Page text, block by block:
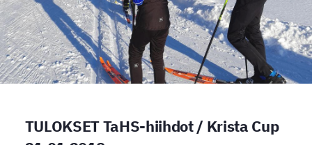
TULOKSET TaHS-hiihdot / Krista Cup